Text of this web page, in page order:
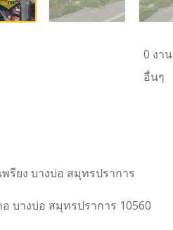
0 งาน
อื่นๆ
พรียง บางบ่อ สมุทรปราการ
อ บางบ่อ สมุทรปราการ 10560